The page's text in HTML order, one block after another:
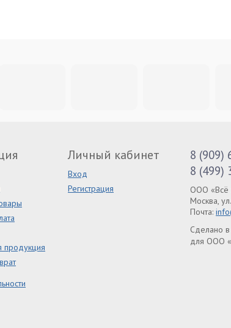
продукция
Личный кабинет
Вход
Регистрация
8 (909)
8 (499)
ООО «Всё
Москва,
Почта:
Сделано в
для ООО